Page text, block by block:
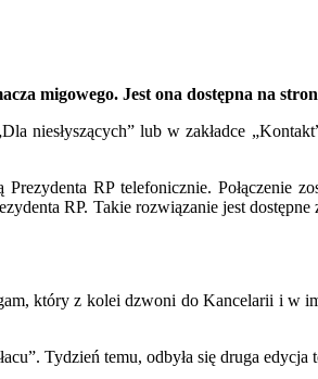
migowego. Jest ona dostępna na
niesłyszących” lub w zakładce
RP telefonicznie. Połączenie
RP. Takie rozwiązanie jest
który z kolei dzwoni do Kancelarii i w
Tydzień temu, odbyła się druga edycja